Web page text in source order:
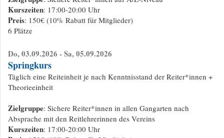
Kurszeiten: 17:00-20:00 Uhr
Preis: 150€ (10% Rabatt für Mitglieder)
6 Plätze
Do, 03.09.2026 - Sa, 05.09.2026
Springkurs
Täglich eine Reiteinheit je nach Kenntnisstand der Reiter*innen +
Theorieeinheit
Zielgruppe: Sichere Reiter*innen in allen Gangarten nach
Absprache mit den Reitlehrerinnen des Vereins
Kurszeiten: 17:00-20:00 Uhr